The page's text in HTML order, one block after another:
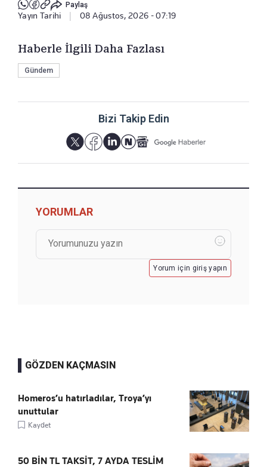
Paylaş
Yayın Tarihi 08 Ağustos, 2026 - 07:19
Haberle İlgili Daha Fazlası
Gündem
Bizi Takip Edin
YORUMLAR
Yorum için giriş yapın
GÖZDEN KAÇMASIN
Homeros’u hatırladılar, Troya’yı
unuttular
Kaydet
50 BİN TL TAKSİT, 7 AYDA TESLİM